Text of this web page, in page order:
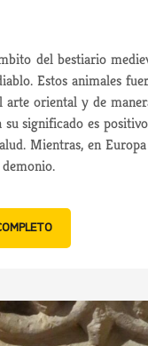
del bestiario
Estos animales
arte oriental y de
significado es
Mientras, en